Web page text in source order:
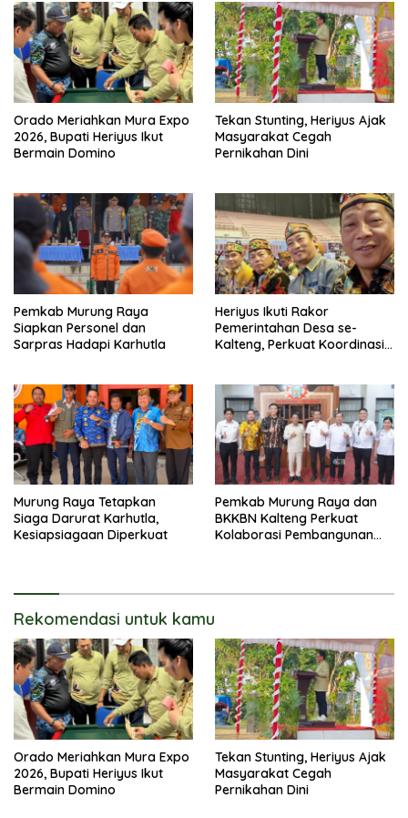
Orado Meriahkan Mura Expo
2026, Bupati Heriyus Ikut
Bermain Domino
Tekan Stunting, Heriyus Ajak
Masyarakat Cegah
Pernikahan Dini
Pemkab Murung Raya
Siapkan Personel dan
Sarpras Hadapi Karhutla
Heriyus Ikuti Rakor
Pemerintahan Desa se-
Kalteng, Perkuat Koordinasi
Murung Raya Tetapkan
Siaga Darurat Karhutla,
Kesiapsiagaan Diperkuat
Pemkab Murung Raya dan
BKKBN Kalteng Perkuat
Kolaborasi Pembangunan
Rekomendasi untuk kamu
Orado Meriahkan Mura Expo
2026, Bupati Heriyus Ikut
Bermain Domino
Tekan Stunting, Heriyus Ajak
Masyarakat Cegah
Pernikahan Dini